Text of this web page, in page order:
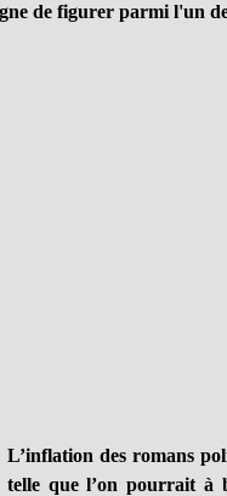
de figurer parmi l'un
des romans
que l’on pourrait à